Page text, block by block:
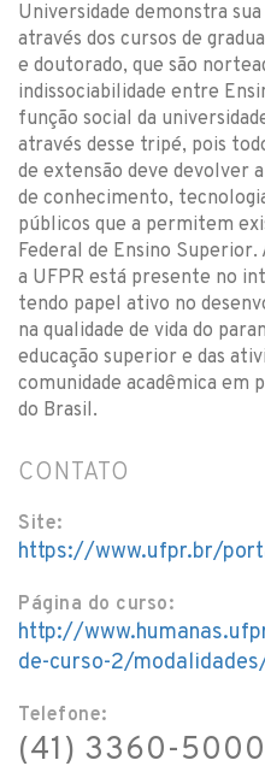
Universidade demonstra
através dos cursos de
e doutorado, que são
indissociabilidade entre
função social da
através desse tripé, pois
de extensão deve devolver
de conhecimento,
públicos que a permitem
Federal de Ensino
a UFPR está presente no
tendo papel ativo no
na qualidade de vida do
educação superior e das
comunidade acadêmica em
do Brasil.
CONTATO
Site:
https://www.ufpr.br/
Página do curso:
http://
de-curso-2/
Telefone:
(41) 3360-5000